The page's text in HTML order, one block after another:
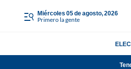
miércoles 05 de agosto, 2026
Primero la gente